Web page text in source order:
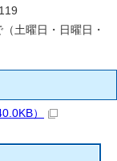
土曜日・日曜日・
）